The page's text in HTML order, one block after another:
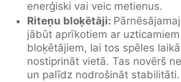
enerģiski vai veic metienus.
Riteņu bloķētāji:
jābūt aprīkotiem ar
bloķētājiem, lai tos spēles
nostiprināt vietā. Tas novērš
un palīdz nodrošināt stabilitāti.